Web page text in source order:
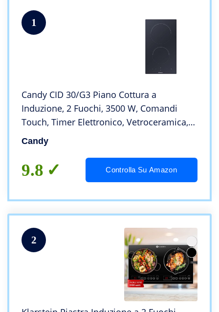
1
Candy CID 30/G3 Piano Cottura a
Induzione, 2 Fuochi, 3500 W, Comandi
Touch, Timer Elettronico, Vetroceramica,
Blocco Sicurezza, 28,8x52x5,6 cm, ‎Nero
Candy
9.8 Controlla Su Amazon
2